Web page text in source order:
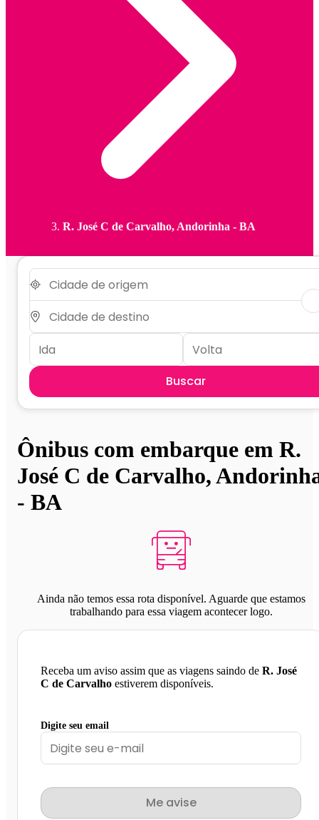
R. José C de Carvalho, Andorinha - BA
Buscar
Ônibus com embarque em R.
José C de Carvalho,
- BA
Ainda não temos essa rota disponível. Aguarde que estamos
trabalhando para essa viagem acontecer logo.
Receba um aviso assim que as viagens saindo de R. José
C de Carvalho estiverem disponíveis.
Digite seu email
Me avise